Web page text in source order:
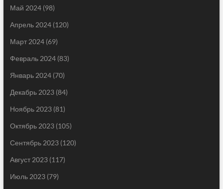
Май 2024(98)
Апрель 2024(120)
Март 2024(69)
Февраль 2024(83)
Январь 2024(70)
Декабрь 2023(84)
Ноябрь 2023(81)
Октябрь 2023(105)
Сентябрь 2023(120)
Август 2023(117)
Июль 2023(79)